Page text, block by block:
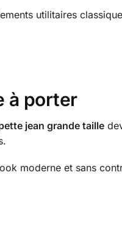
utilitaires
à porter
jean grande taille
moderne et sans